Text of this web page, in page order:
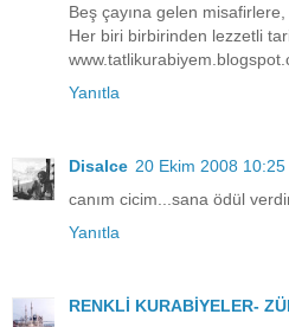
Beş çayına gelen misafirlere,
Her biri birbirinden lezzetli
Yanıtla
Disalce 20 Ekim 2008 10:25
canım cicim...sana ödül
Yanıtla
RENKLİ KURABİYELER-